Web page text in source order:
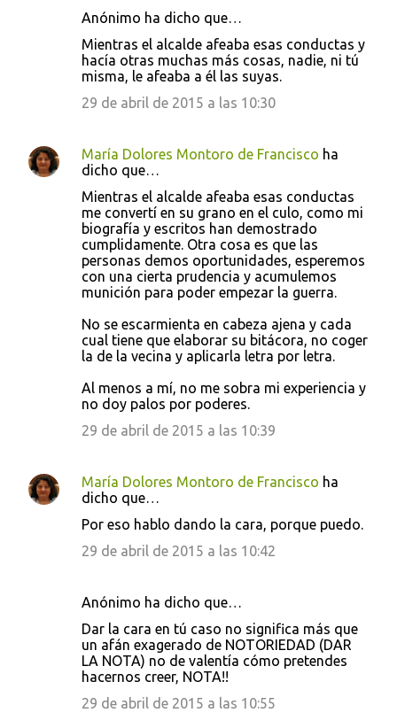
Anónimo ha dicho que…
Mientras el alcalde afeaba esas conductas y
hacía otras muchas más cosas, nadie, ni tú
misma, le afeaba a él las suyas.
29 de abril de 2015 a las 10:30
María Dolores Montoro de Francisco ha
dicho que…
Mientras el alcalde afeaba esas conductas
me convertí en su grano en el culo, como mi
biografía y escritos han demostrado
cumplidamente. Otra cosa es que las
personas demos oportunidades, esperemos
con una cierta prudencia y acumulemos
munición para poder empezar la guerra.
No se escarmienta en cabeza ajena y cada
cual tiene que elaborar su bitácora, no coger
la de la vecina y aplicarla letra por letra.
Al menos a mí, no me sobra mi experiencia y
no doy palos por poderes.
29 de abril de 2015 a las 10:39
María Dolores Montoro de Francisco ha
dicho que…
Por eso hablo dando la cara, porque puedo.
29 de abril de 2015 a las 10:42
Anónimo ha dicho que…
Dar la cara en tú caso no significa más que
un afán exagerado de NOTORIEDAD (DAR
LA NOTA) no de valentía cómo pretendes
hacernos creer, NOTA!!
29 de abril de 2015 a las 10:55